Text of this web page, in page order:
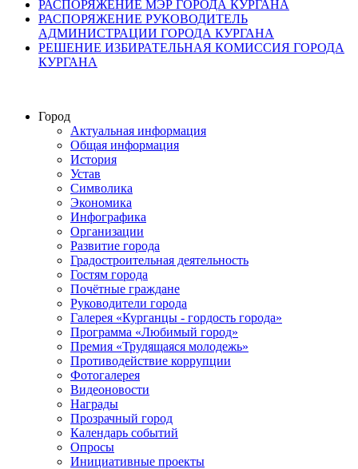
РАСПОРЯЖЕНИЕ МЭР ГОРОДА КУРГАНА
РАСПОРЯЖЕНИЕ РУКОВОДИТЕЛЬ
АДМИНИСТРАЦИИ ГОРОДА КУРГАНА
РЕШЕНИЕ ИЗБИРАТЕЛЬНАЯ КОМИССИЯ ГОРОДА
КУРГАНА
Город
Актуальная информация
Общая информация
История
Устав
Символика
Экономика
Инфографика
Организации
Развитие города
Градостроительная деятельность
Гостям города
Почётные граждане
Руководители города
Галерея «Курганцы - гордость города»
Программа «Любимый город»
Премия «Трудящаяся молодежь»
Противодействие коррупции
Фотогалерея
Видеоновости
Награды
Прозрачный город
Календарь событий
Опросы
Инициативные проекты